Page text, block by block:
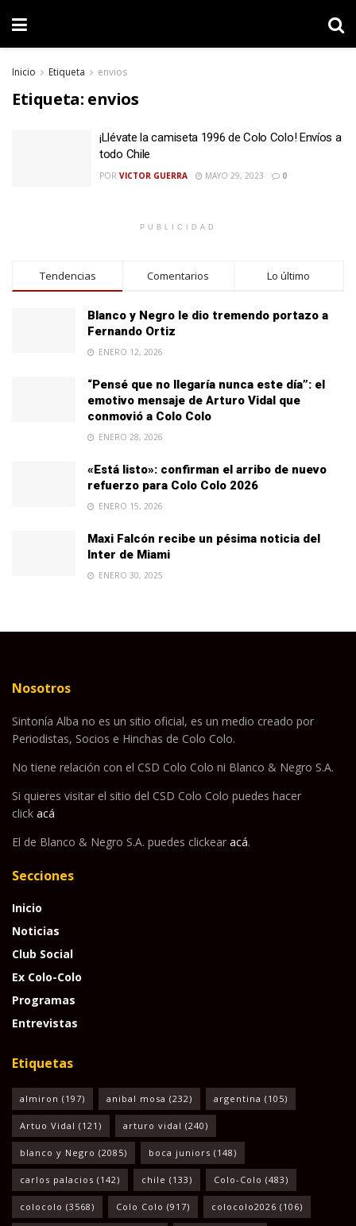
Inicio Etiqueta envios
Etiqueta: envios
¡Llévate la camiseta 1996 de Colo Colo! Envíos a
todo Chile
POR VICTOR GUERRA MAYO 29, 2023 0
PUBLICIDAD
Tendencias Comentarios Lo último
Blanco y Negro le dio tremendo portazo a
Fernando Ortiz
ENERO 12, 2026
“Pensé que no llegaría nunca este día”: el
emotivo mensaje de Arturo Vidal que
conmovió a Colo Colo
ENERO 28, 2026
«Está listo»: confirman el arribo de nuevo
refuerzo para Colo Colo 2026
ENERO 15, 2026
Maxi Falcón recibe un pésima noticia del
Inter de Miami
ENERO 30, 2025
Nosotros
Sintonía Alba no es un sitio oficial, es un medio creado por
Periodistas, Socios e Hinchas de Colo Colo.
No tiene relación con el CSD Colo Colo ni Blanco & Negro S.A.
Si quieres visitar el sitio del CSD Colo Colo puedes hacer
click acá
El de Blanco & Negro S.A. puedes clickear acá.
Secciones
Inicio
Noticias
Club Social
Ex Colo-Colo
Programas
Entrevistas
Etiquetas
almiron (197) anibal mosa (232) argentina (105)
Artuo Vidal (121) arturo vidal (240)
blanco y Negro (2085) boca juniors (148)
carlos palacios (142) chile (133) Colo-Colo (483)
colocolo (3568) Colo Colo (917) colocolo2026 (106)